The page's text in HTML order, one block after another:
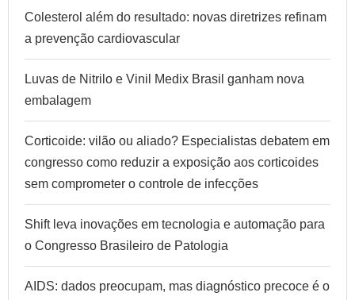
Colesterol além do resultado: novas diretrizes refinam
a prevenção cardiovascular
Luvas de Nitrilo e Vinil Medix Brasil ganham nova
embalagem
Corticoide: vilão ou aliado? Especialistas debatem em
congresso como reduzir a exposição aos corticoides
sem comprometer o controle de infecções
Shift leva inovações em tecnologia e automação para
o Congresso Brasileiro de Patologia
AIDS: dados preocupam, mas diagnóstico precoce é o